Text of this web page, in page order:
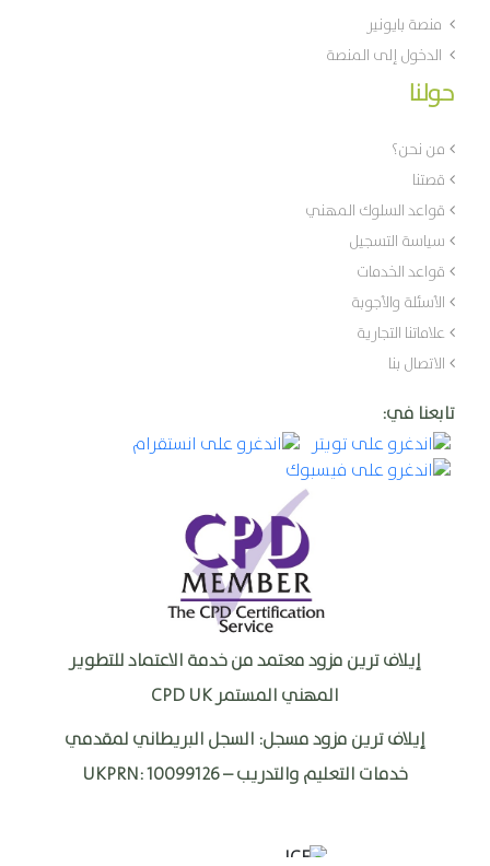
منصة بايونير
الدخول إلى المنصة
حولنا
من نحن؟
قصتنا
قواعد السلوك المهني
سياسة التسجيل
قواعد الخدمات
الأسئلة والأجوبة
علاماتنا التجارية
الاتصال بنا
تابعنا في:
إيلاف ترين مزود معتمد من خدمة الاعتماد للتطوير
المهني المستمر CPD UK
إيلاف ترين مزود مسجل: السجل البريطاني لمقدمي
خدمات التعليم والتدريب –UKPRN: 10099126